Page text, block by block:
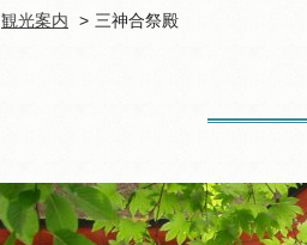
観光案内 三神合祭殿